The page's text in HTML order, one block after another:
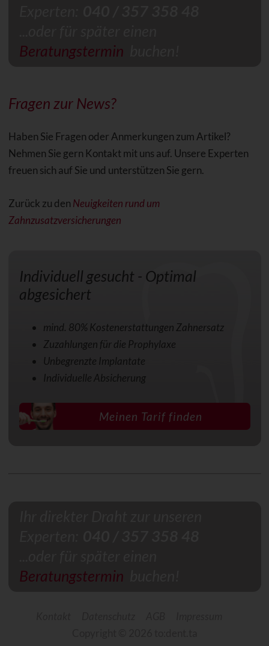
Beratungstermin
Fragen zur News?
Haben Sie Fragen oder Anmerkungen zum Artikel?
Nehmen Sie gern Kontakt mit uns auf. Unsere Experten
freuen sich auf Sie und unterstützen Sie gern.
Zurück zu den Neuigkeiten rund um
Zahnzusatzversicherungen
Individuell gesucht - Optimal
abgesichert
mind. 80% Kostenerstattungen Zahnersatz
Zuzahlungen für die Prophylaxe
Unbegrenzte Implantate
Individuelle Absicherung
Meinen Tarif finden
Beratungstermin